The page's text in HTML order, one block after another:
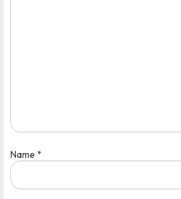
Name *